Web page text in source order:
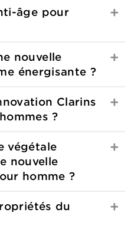
âge pour
nouvelle
énergisante ?
Clarins
?
végétale
nouvelle
homme ?
du